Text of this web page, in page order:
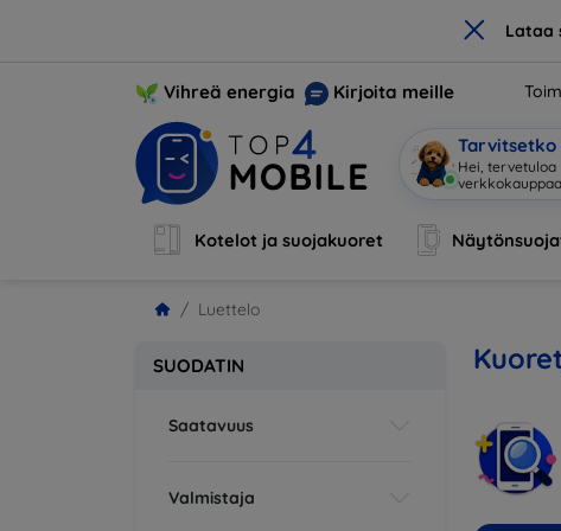
× Lataa
Vihreä energia Kirjoita meille
Tarvitsetko
Hei, tervetuloa
Kotelot ja suojakuoret
Luettelo
SUODATIN
Saatavuus
Valmistaja